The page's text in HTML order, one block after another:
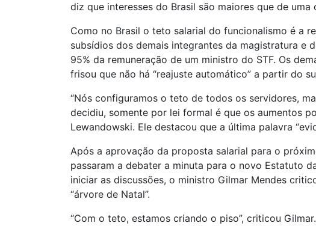
diz que interesses do Brasil são maiores que de uma
Como no Brasil o teto salarial do funcionalismo é a
subsídios dos demais integrantes da magistratura e
95% da remuneração de um ministro do STF. Os
frisou que não há “reajuste automático” a partir do
“Nós configuramos o teto de todos os servidores,
decidiu, somente por lei formal é que os aumentos
Lewandowski. Ele destacou que a última palavra
Após a aprovação da proposta salarial para o
passaram a debater a minuta para o novo Estatuto
iniciar as discussões, o ministro Gilmar Mendes
“árvore de Natal”.
“Com o teto, estamos criando o piso”, criticou